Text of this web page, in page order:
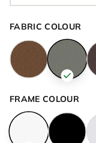
FABRIC COLOUR
FRAME COLOUR